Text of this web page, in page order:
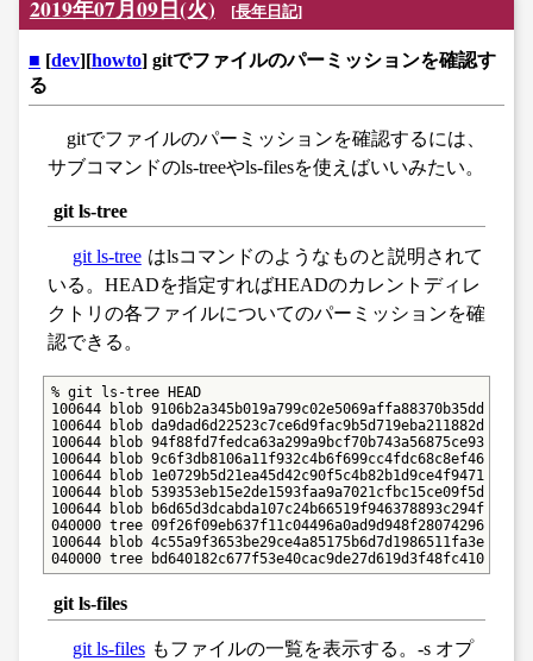
2019年07月09日(火) [長年日記]
■ [dev][howto] gitでファイルのパーミッションを確認す
る
gitでファイルのパーミッションを確認するには、
サブコマンドのls-treeやls-filesを使えばいいみたい。
git ls-tree
git ls-tree はlsコマンドのようなものと説明されて
いる。HEADを指定すればHEADのカレントディレ
クトリの各ファイルについてのパーミッションを確
認できる。
% git ls-tree HEAD
100644 blob 9106b2a345b019a799c02e5069affa88370b35dd
100644 blob da9dad6d22523c7ce6d9fac9b5d719eba211882d
100644 blob 94f88fd7fedca63a299a9bcf70b743a56875ce93
100644 blob 9c6f3db8106a11f932c4b6f699cc4fdc68c8ef46
100644 blob 1e0729b5d21ea45d42c90f5c4b82b1d9ce4f9471
100644 blob 539353eb15e2de1593faa9a7021cfbc15ce09f5d
100644 blob b6d65d3dcabda107c24b66519f946378893c294f
040000 tree 09f26f09eb637f11c04496a0ad9d948f28074296
100644 blob 4c55a9f3653be29ce4a85175b6d7d1986511fa3e
040000 tree bd640182c677f53e40cac9de27d619d3f48fc410
git ls-files
git ls-files もファイルの一覧を表示する。-s オプ